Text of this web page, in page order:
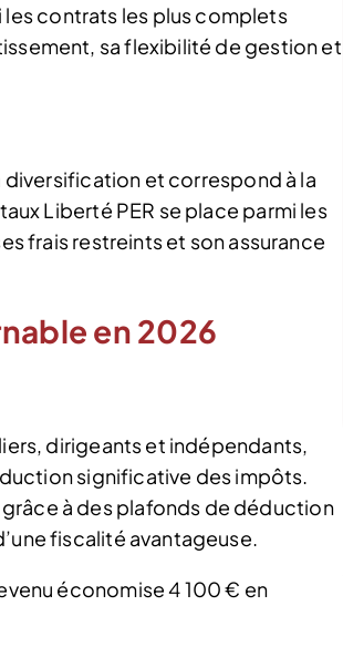
les contrats les plus complets
sa flexibilité de gestion et
diversification et correspond à la
Liberté PER se place parmi les
frais restreints et son assurance
en 2026
dirigeants et indépendants,
significative des impôts.
à des plafonds de déduction
fiscalité avantageuse.
économise 4 100 € en